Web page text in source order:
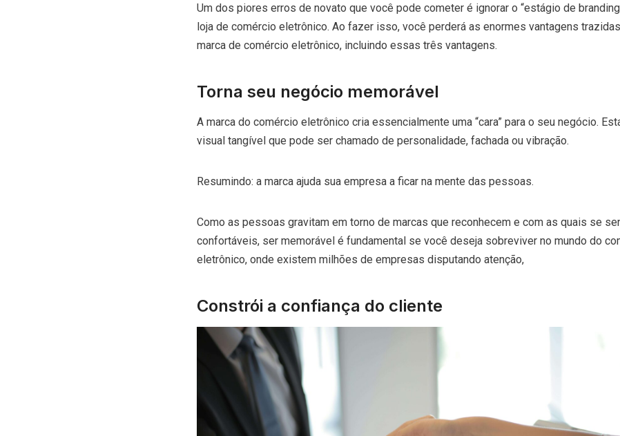
Um dos piores erros de novato que você pode cometer é ignorar o “estágio de
loja de comércio eletrônico. Ao fazer isso, você perderá as enormes vantagens
marca de comércio eletrônico, incluindo essas três vantagens.
Torna seu negócio memorável
A marca do comércio eletrônico cria essencialmente uma “cara” para o seu negócio.
visual tangível que pode ser chamado de personalidade, fachada ou vibração.
Resumindo: a marca ajuda sua empresa a ficar na mente das pessoas.
Como as pessoas gravitam em torno de marcas que reconhecem e com as quais se
confortáveis, ser memorável é fundamental se você deseja sobreviver no mundo do
eletrônico, onde existem milhões de empresas disputando atenção,
Constrói a confiança do cliente